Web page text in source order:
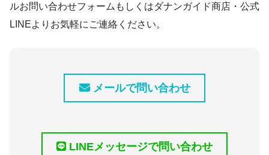
ルお問い合わせフォームもしくはダナンガイド商店・公式
LINEよりお気軽にご連絡ください。
メールで問い合わせ
LINEメッセージで問い合わせ